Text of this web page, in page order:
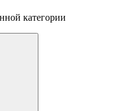
категории